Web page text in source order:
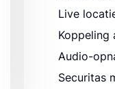
Live
Koppeling
Audio-
Securitas